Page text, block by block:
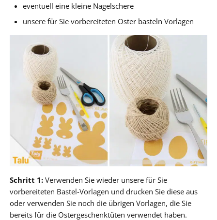
eventuell eine kleine Nagelschere
unsere für Sie vorbereiteten Oster basteln Vorlagen
Schritt 1: Verwenden Sie wieder unsere für Sie
vorbereiteten Bastel-Vorlagen und drucken Sie diese aus
oder verwenden Sie noch die übrigen Vorlagen, die Sie
bereits für die Ostergeschenktüten verwendet haben.